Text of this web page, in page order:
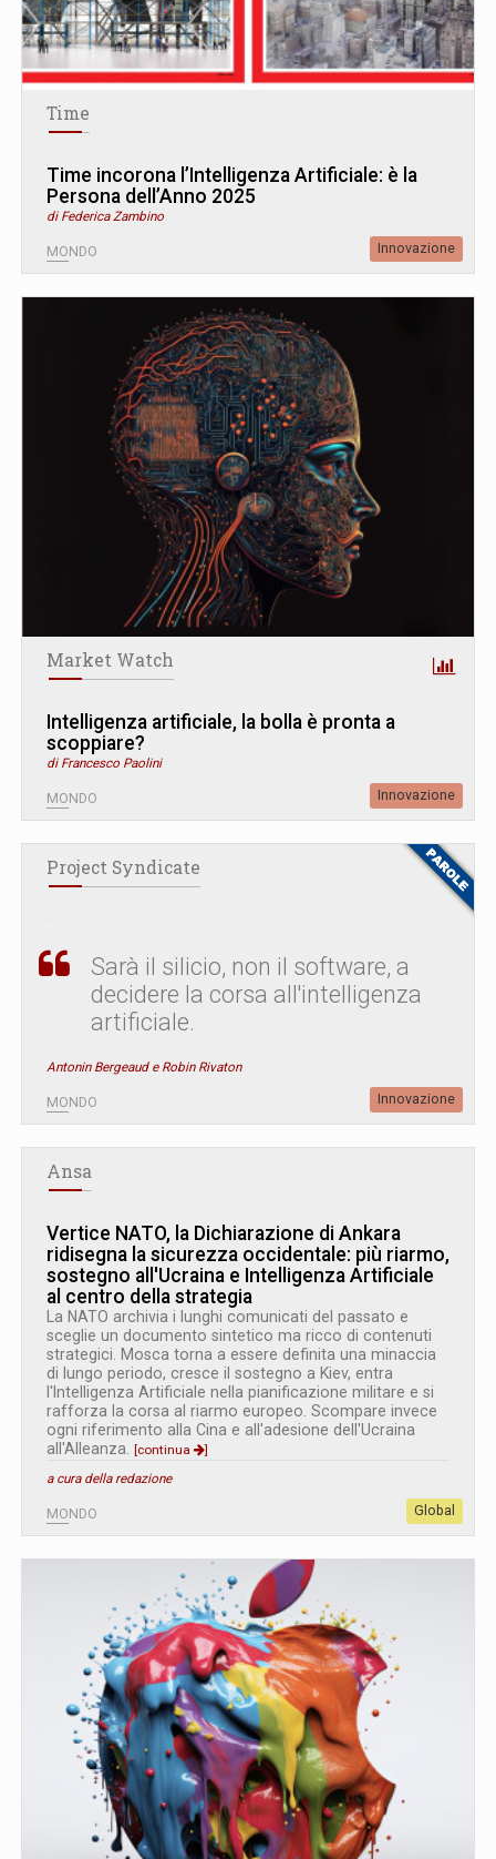
Time
Time incorona l’Intelligenza Artificiale: è la
Persona dell’Anno 2025
di Federica Zambino
MONDO Innovazione
Market Watch
Intelligenza artificiale, la bolla è pronta a
scoppiare?
di Francesco Paolini
MONDO Innovazione
Project Syndicate
Sarà il silicio, non il software, a
decidere la corsa all'intelligenza
artificiale.
Antonin Bergeaud e Robin Rivaton
MONDO Innovazione
Ansa
Vertice NATO, la Dichiarazione di Ankara
ridisegna la sicurezza occidentale: più riarmo,
sostegno all'Ucraina e Intelligenza Artificiale
al centro della strategia
La NATO archivia i lunghi comunicati del passato e
sceglie un documento sintetico ma ricco di contenuti
strategici. Mosca torna a essere definita una minaccia
di lungo periodo, cresce il sostegno a Kiev, entra
l'Intelligenza Artificiale nella pianificazione militare e si
rafforza la corsa al riarmo europeo. Scompare invece
ogni riferimento alla Cina e all'adesione dell'Ucraina
all'Alleanza. [continua
]
a cura della redazione
MONDO Global